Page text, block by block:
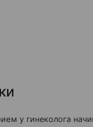
у гинеколога